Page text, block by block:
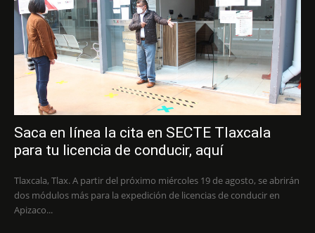
Saca en línea la cita en SECTE Tlaxcala
para tu licencia de conducir, aquí
Tlaxcala, Tlax. A partir del próximo miércoles 19 de agosto, se abrirán
dos módulos más para la expedición de licencias de conducir en
Apizaco...